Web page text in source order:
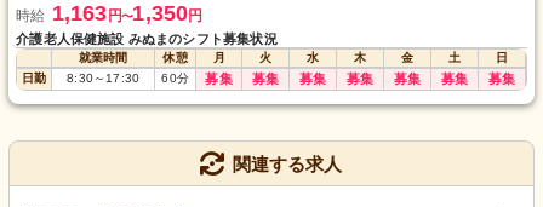
時給 1,163 円〜1,350円
介護老人保健施設 みぬまのシフト募集状況
就業時間 休憩 月 火 水 木 金 土
日
日勤
8:30～ 17:30 60分 募集 募集 募集 募集 募集 募集 募集
関連する求人